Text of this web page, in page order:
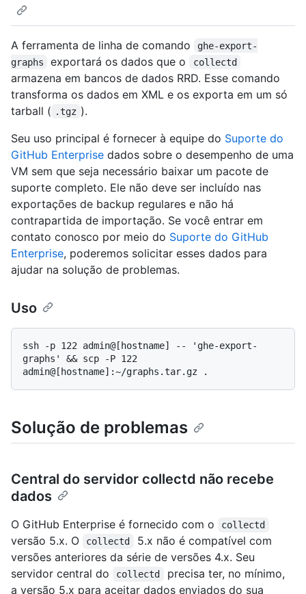
A ferramenta de linha de comando
ghe-export-
graphs
exportará os dados que o collectd
armazena em bancos de dados RRD. Esse comando
transforma os dados em XML e os exporta em um só
tarball ( .tgz ).
Seu uso principal é fornecer à equipe do Suporte do
GitHub Enterprise dados sobre o desempenho de uma
VM sem que seja necessário baixar um pacote de
suporte completo. Ele não deve ser incluído nas
exportações de backup regulares e não há
contrapartida de importação. Se você entrar em
contato conosco por meio do Suporte do GitHub
Enterprise, poderemos solicitar esses dados para
ajudar na solução de problemas.
Uso
ssh -p 122 admin@[hostname] -- 'ghe-export-
graphs' && scp -P 122
Solução de problemas
Central do servidor collectd não recebe
dados
O GitHub Enterprise é fornecido com o collectd
versão 5.x. O collectd
5.x não é compatível com
versões anteriores da série de versões 4.x. Seu
servidor central do
collectd
precisa ter, no mínimo,
a versão 5.x para aceitar dados enviados do sua